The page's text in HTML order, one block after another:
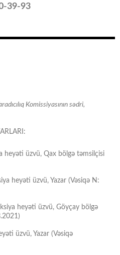
39-93
Komissiyasının sədri,
heyəti üzvü, Qax bölgə təmsilçisi
heyəti üzvü, Yazar (Vəsiqə N:
heyəti üzvü, Göyçay bölgə
üzvü, Yazar (Vəsiqə